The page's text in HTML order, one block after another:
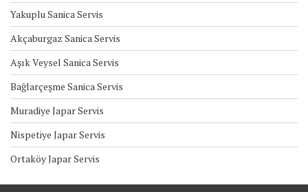
Yakuplu Sanica Servis
Akçaburgaz Sanica Servis
Aşık Veysel Sanica Servis
Bağlarçeşme Sanica Servis
Muradiye Japar Servis
Nispetiye Japar Servis
Ortaköy Japar Servis